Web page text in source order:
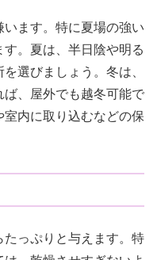
ます。特に夏場の強い
。夏は、半日陰や明る
選びましょう。冬は、
、屋外でも越冬可能で
内に取り込むなどの保
っぷりと与えます。特